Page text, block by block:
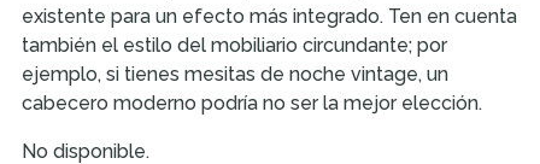
existente para un efecto más integrado. Ten en cuenta
también el estilo del mobiliario circundante; por
ejemplo, si tienes mesitas de noche vintage, un
cabecero moderno podría no ser la mejor elección.
No disponible.